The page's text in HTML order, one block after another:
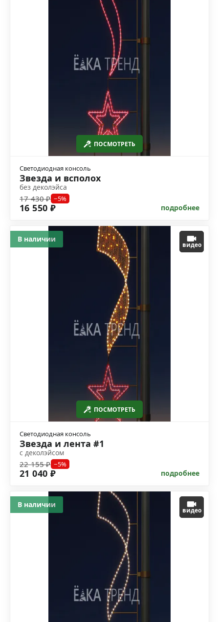
ПОСМОТРЕТЬ
Светодиодная консоль
Звезда и всполох
без деколэйса
17 430 ₽ −5%
16 550 ₽ подробнее
ПОСМОТРЕТЬ
видео
Светодиодная консоль
Звезда и лента #1
с деколэйсом
22 155 ₽ −5%
21 040 ₽ подробнее
В наличии
видео
В наличии